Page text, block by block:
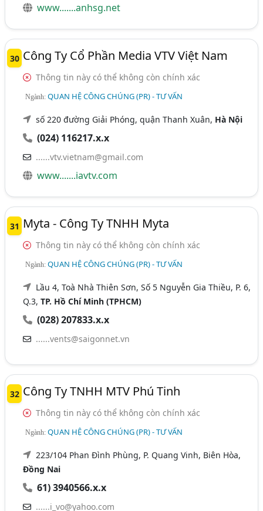
www.......anhsg.net
30 Công Ty Cổ Phần Media VTV Việt Nam
Thông tin này có thể không còn chính xác
Ngành:QUAN HỆ CÔNG CHÚNG (PR) - TƯ VẤN
số 220 đường Giải Phóng, quận Thanh Xuân, Hà Nội
(024) 116217.x.x
......vtv.vietnam@gmail.com
www.......iavtv.com
31 Myta - Công Ty TNHH Myta
Thông tin này có thể không còn chính xác
Ngành:QUAN HỆ CÔNG CHÚNG (PR) - TƯ VẤN
Lầu 4, Toà Nhà Thiên Sơn, Số 5 Nguyễn Gia Thiều, P. 6,
Q.3,TP. Hồ Chí Minh (TPHCM)
(028) 207833.x.x
......vents@saigonnet.vn
32 Công Ty TNHH MTV Phú Tinh
Thông tin này có thể không còn chính xác
Ngành:QUAN HỆ CÔNG CHÚNG (PR) - TƯ VẤN
223/104 Phan Đình Phùng, P. Quang Vinh, Biên Hòa,
Đồng Nai
61) 3940566.x.x
......i_vo@yahoo.com